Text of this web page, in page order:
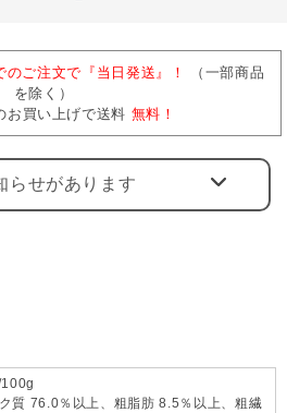
のご注文で『当日発送』！
（一部商品
を除く）
お買い上げで送料 無料！
らせがあります
質 76.0％以上、粗脂肪 8.5％以上、粗繊